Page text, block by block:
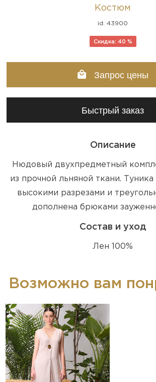
Костюм
id: 43900
Скидка: 40 %
Запрос цены
Быстрый заказ
Описание
Нюдовый двухпредметный
из прочной льняной ткани. Туника
высокими разрезами и
дополнена брюками
Состав и уход
Лен 100%
Возможно вам